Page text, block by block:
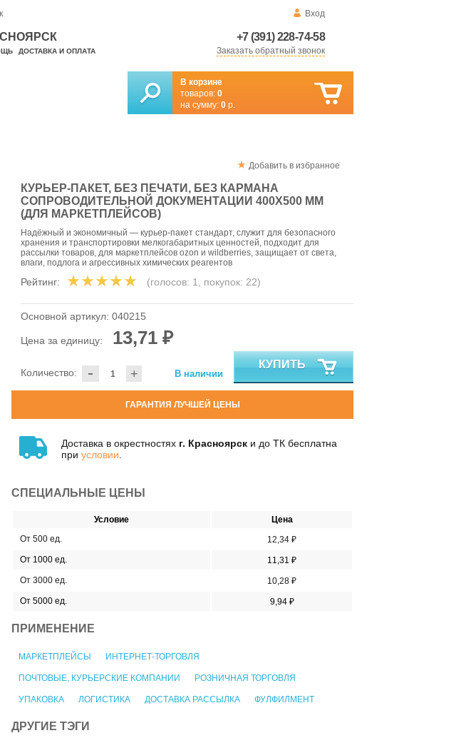
Вход
+7 (391) 228-74-58
Заказать обратный звонок
ДОСТАВКА И ОПЛАТА
В корзине
товаров: 0
на сумму: 0 р.
Добавить в избранное
КУРЬЕР-ПАКЕТ, БЕЗ ПЕЧАТИ, БЕЗ КАРМАНА
СОПРОВОДИТЕЛЬНОЙ ДОКУМЕНТАЦИИ 400X500 ММ
(ДЛЯ МАРКЕТПЛЕЙСОВ)
Надёжный и экономичный — курьер-пакет стандарт, служит для безопасного
хранения и транспортировки мелкогабаритных ценностей, подходит для
рассылки товаров, для маркетплейсов ozon и wildberries, защищает от света,
влаги, подлога и агрессивных химических реагентов
Рейтинг: (голосов: 1, покупок: 22)
Основной артикул: 040215
Цена за единицу: 13,71 ₽
- +
Количество: В наличии
КУПИТЬ
ГАРАНТИЯ ЛУЧШЕЙ ЦЕНЫ
Доставка в окрестностях г. Красноярск и до ТК бесплатна
при условии
СПЕЦИАЛЬНЫЕ ЦЕНЫ
Условие
Цена
От 500 ед.
12,34 ₽
От 1000 ед.
11,31 ₽
От 3000 ед.
10,28 ₽
От 5000 ед.
9,94 ₽
ПРИМЕНЕНИЕ
МАРКЕТПЛЕЙСЫ ИНТЕРНЕТ-ТОРГОВЛЯ
ПОЧТОВЫЕ, КУРЬЕРСКИЕ КОМПАНИИ РОЗНИЧНАЯ ТОРГОВЛЯ
УПАКОВКА ЛОГИСТИКА ДОСТАВКА РАССЫЛКА ФУЛФИЛМЕНТ
ДРУГИЕ ТЭГИ